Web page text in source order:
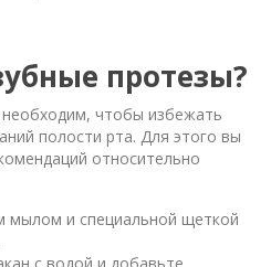
протезы?
чтобы избежать
полости рта. Для этого вы
относительно
мылом и специальной щеткой